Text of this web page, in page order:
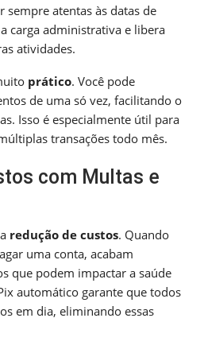
sempre atentas às datas de
carga administrativa e libera
atividades.
prático. Você pode
de uma só vez, facilitando o
Isso é especialmente útil para
transações todo mês.
com Multas e
redução de custos. Quando
uma conta, acabam
que podem impactar a saúde
automático garante que todos
em dia, eliminando essas